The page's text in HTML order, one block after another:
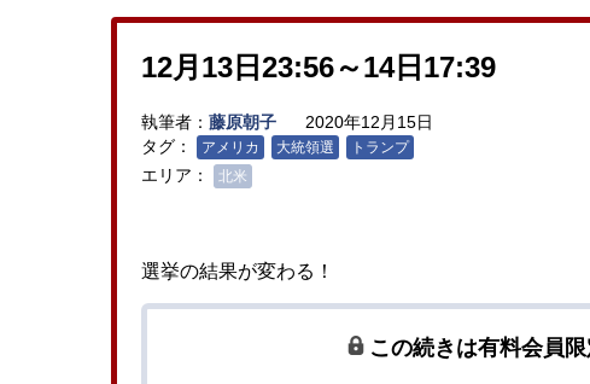
12月13日23:56～14日17:39
執筆者： 藤原朝子
2020年12月15日
タグ：
アメリカ 大統領選 トランプ
エリア： 北米
選挙の結果が変わる！
この続きは有料会員